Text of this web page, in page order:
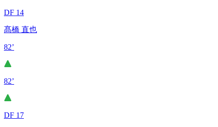
DF 14
髙橋 直也
82’
82’
DF 17